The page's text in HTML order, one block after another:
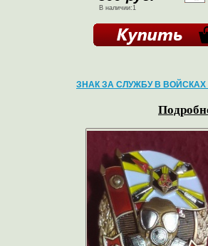
В наличии:1
ЗНАК ЗА СЛУЖБУ В ВОЙСКАХ